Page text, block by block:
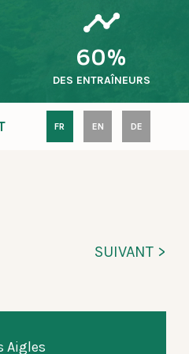
60%
DES ENTRAÎNEURS
FR EN DE
SUIVANT >
Aigles